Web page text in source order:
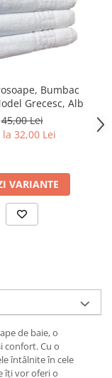
Bumbac
Grecesc, Alb
45,00 Lei
32,00 Lei
VARIANTE
de baie, o
confort. Cu o
întâlnite în cele
îți vor oferi o